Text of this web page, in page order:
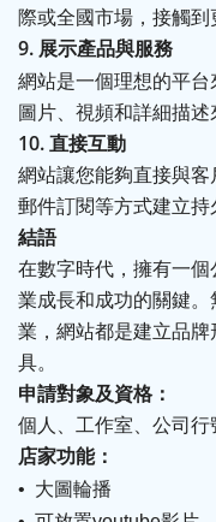
際或全國市場，接觸到
9. 展示產品與服務
網站是一個理想的平
圖片、視頻和詳細描述
10.直接互動
網站讓您能夠直接與
郵件訂閱等方式建立持
結語
在數字時代，擁有一
業成長和成功的關鍵
業，網站都是建立品
具。
申請對象及資格：
個人、工作室、公司行
店家功能：
• 大圖輪播